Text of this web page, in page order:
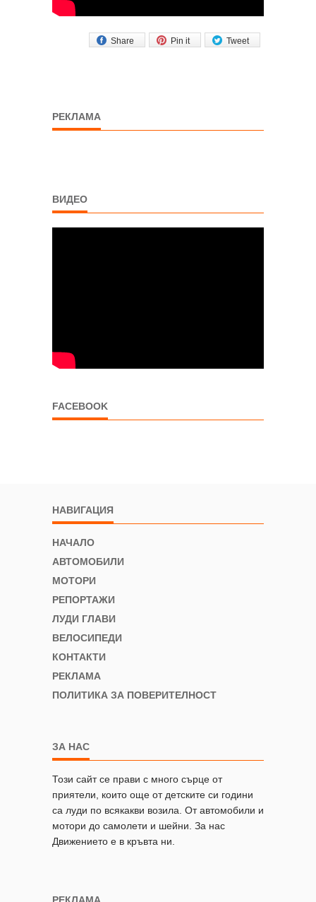
Tweet
Pin it
Share
РЕКЛАМА
ВИДЕО
FACEBOOK
НАВИГАЦИЯ
НАЧАЛО
АВТОМОБИЛИ
МОТОРИ
РЕПОРТАЖИ
ЛУДИ ГЛАВИ
ВЕЛОСИПЕДИ
КОНТАКТИ
РЕКЛАМА
ПОЛИТИКА ЗА ПОВЕРИТЕЛНОСТ
ЗА НАС
Този сайт се прави с много сърце от
приятели, които още от детските си години
са луди по всякакви возила. От автомобили и
мотори до самолети и шейни. За нас
Движението е в кръвта ни.